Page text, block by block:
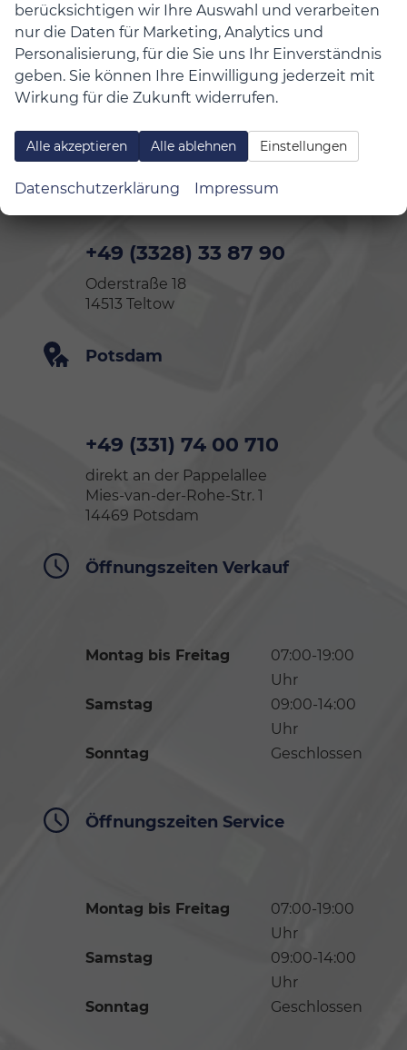
Teltow
+49 (3328) 33 87 90
Oderstraße 18
14513 Teltow
Potsdam
+49 (331) 74 00 710
direkt an der Pappelallee
Mies-van-der-Rohe-Str. 1
14469 Potsdam
Öffnungszeiten Verkauf
Montag bis Freitag
07:00-19:00
Uhr
Samstag
09:00-14:00
Uhr
Sonntag
Geschlossen
Öffnungszeiten Service
Montag bis Freitag
07:00-19:00
Uhr
Samstag
09:00-14:00
Uhr
Sonntag
Geschlossen
berücksichtigen wir Ihre Auswahl und verarbeiten
nur die Daten für Marketing, Analytics und
Personalisierung, für die Sie uns Ihr Einverständnis
geben. Sie können Ihre Einwilligung jederzeit mit
Wirkung für die Zukunft widerrufen.
Alle akzeptieren Alle ablehnen Einstellungen
Datenschutzerklärung Impressum